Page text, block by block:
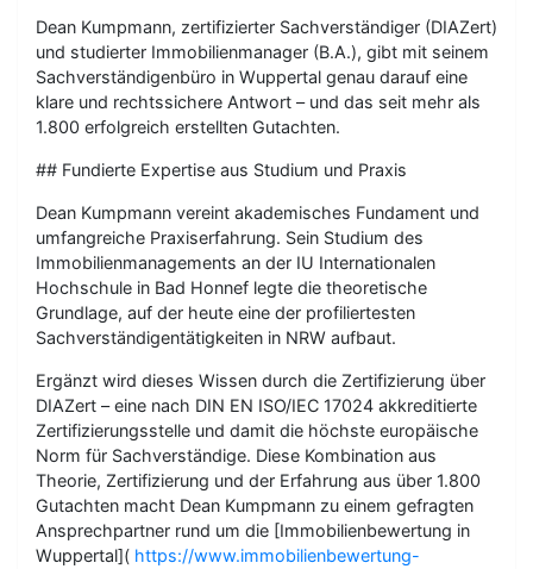
Dean Kumpmann, zertifizierter Sachverständiger (DIAZert)
und studierter Immobilienmanager (B.A.), gibt mit seinem
Sachverständigenbüro in Wuppertal genau darauf eine
klare und rechtssichere Antwort – und das seit mehr als
1.800 erfolgreich erstellten Gutachten.
## Fundierte Expertise aus Studium und Praxis
Dean Kumpmann vereint akademisches Fundament und
umfangreiche Praxiserfahrung. Sein Studium des
Immobilienmanagements an der IU Internationalen
Hochschule in Bad Honnef legte die theoretische
Grundlage, auf der heute eine der profiliertesten
Sachverständigentätigkeiten in NRW aufbaut.
Ergänzt wird dieses Wissen durch die Zertifizierung über
DIAZert – eine nach DIN EN ISO/IEC 17024 akkreditierte
Zertifizierungsstelle und damit die höchste europäische
Norm für Sachverständige. Diese Kombination aus
Theorie, Zertifizierung und der Erfahrung aus über 1.800
Gutachten macht Dean Kumpmann zu einem gefragten
Ansprechpartner rund um die [Immobilienbewertung in
Wuppertal]( https://www.immobilienbewertung-